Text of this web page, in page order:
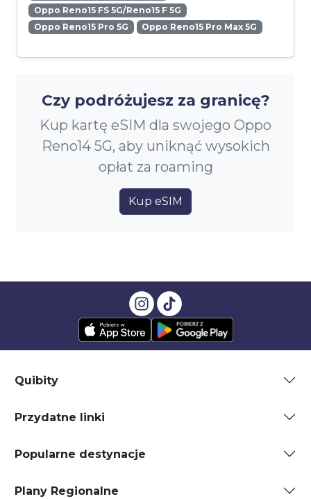
Oppo Reno15 FS 5G/Reno15 F 5G
Oppo Reno15 Pro 5G
Oppo Reno15 Pro Max 5G
Czy podróżujesz za granicę?
Kup kartę eSIM dla swojego Oppo
Reno14 5G, aby uniknąć wysokich
opłat za roaming
Kup eSIM
Quibity
Przydatne linki
Popularne destynacje
Plany Regionalne